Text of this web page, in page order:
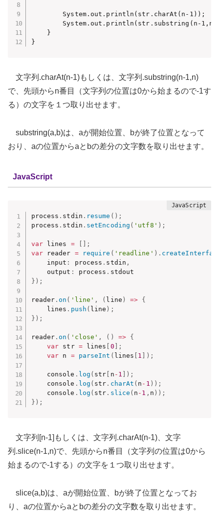
        System.out.println(str.charAt(n-1));
System.out.println(str.substring(n-
    }
}
文字列.charAt(n-1)もしくは、文字列.substring(n-1,n)
で、先頭からn番目（文字列の位置は0から始まるので-1す
る）の文字を１つ取り出せます。
substring(a,b)は、aが開始位置、bが終了位置となって
おり、aの位置からaとbの差分の文字数を取り出せます。
JavaScript
process . stdin . resume ( ) ;
process . stdin . setEncoding ( 'utf8' ) ;
var lines =
;
var reader = require ( 'readline' ) .
    input
: process . stdin ,
    output
: process .
} ) ;
reader .on ( 'line' , ( line ) => {
    lines
. push ( line ) ;
} ) ;
reader .on ( 'close' , ( ) =>
{
var str = lines 0
;
var n = parseInt ( lines 1 ) ;
    console
. log ( str n - 1 ) ;
    console
. log ( str . charAt ( n - 1 ) ) ;
    console
. log ( str . slice ( n - 1 , n ) ) ;
} ) ;
文字列[n-1]もしくは、文字列.charAt(n-1)、文字
列.slice(n-1,n)で、先頭からn番目（文字列の位置は0から
始まるので-1する）の文字を１つ取り出せます。
slice(a,b)は、aが開始位置、bが終了位置となってお
り、aの位置からaとbの差分の文字数を取り出せます。